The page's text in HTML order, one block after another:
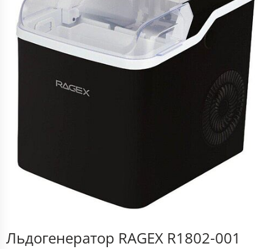
Льдогенератор RAGEX R1802-001